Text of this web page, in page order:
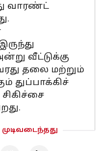
வாரண்ட்
வீட்டுக்கு
தலை மற்றும்
துப்பாக்கிச்